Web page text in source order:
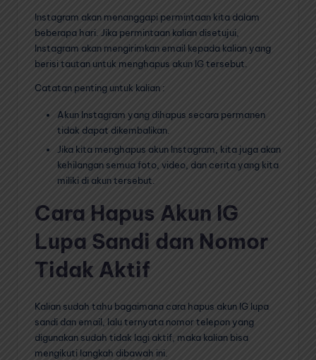
Instagram akan menanggapi permintaan kita dalam
beberapa hari. Jika permintaan kalian disetujui,
Instagram akan mengirimkan email kepada kalian yang
berisi tautan untuk menghapus akun IG tersebut.
Catatan penting untuk kalian :
Akun Instagram yang dihapus secara permanen
tidak dapat dikembalikan.
Jika kita menghapus akun Instagram, kita juga akan
kehilangan semua foto, video, dan cerita yang kita
miliki di akun tersebut.
Cara Hapus Akun IG
Lupa Sandi dan Nomor
Tidak Aktif
Kalian sudah tahu bagaimana cara hapus akun IG lupa
sandi dan email, lalu ternyata nomor telepon yang
digunakan sudah tidak lagi aktif, maka kalian bisa
mengikuti langkah dibawah ini.